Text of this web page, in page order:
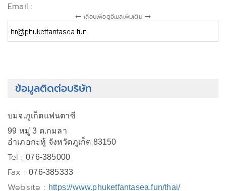
Email :
เลื่อนเพื่อดูอีเมลเพิ่มเติม
ข้อมูลติดต่อบริษัท
บมจ.ภูเก็ตแฟนตาซี
99 หมู่ 3 ต.กมลา
อำเภอกะทู้ จังหวัดภูเก็ต 83150
Tel :076-385000
Fax :076-385333
Website : https://www.phuketfantasea.fun/thai/